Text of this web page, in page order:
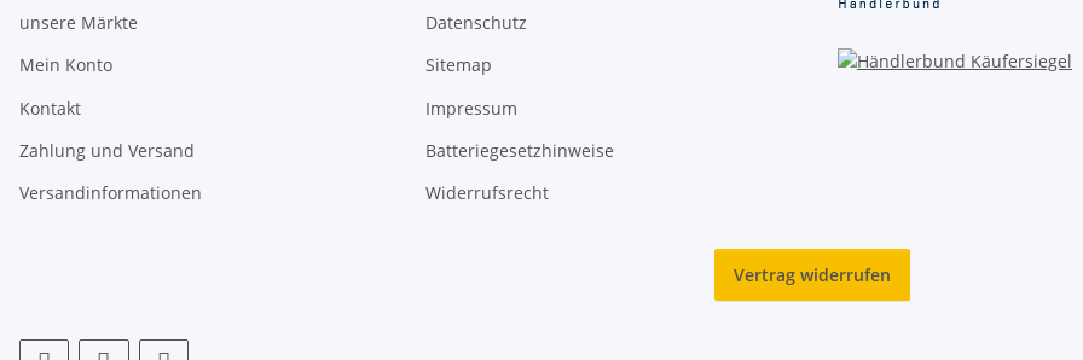
unsere Märkte
Mein Konto
Kontakt
Zahlung und Versand
Versandinformationen
Datenschutz
Sitemap
Impressum
Batteriegesetzhinweise
Widerrufsrecht
Vertrag widerrufen